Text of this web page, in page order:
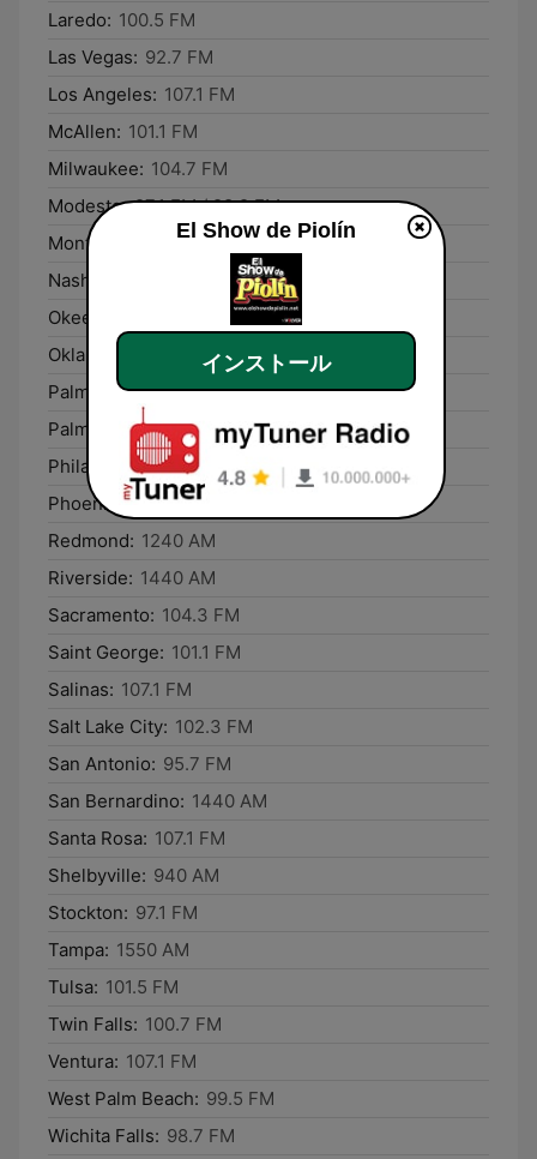
Laredo: 100.5 FM
Las Vegas: 92.7 FM
Los Angeles: 107.1 FM
McAllen: 101.1 FM
Milwaukee: 104.7 FM
Modesto: 97.1 FM / 98.9 FM
Monterey:
107.1 FM
Nashville:
Okeechobee:
106.1 FM
Oklahoma City:
98.5 FM
Palm Beach Gardens: 99.5 FM
Palm Springs: 94.7 FM
Philadelphia: 1540 AM
Phoenix:
106.9 FM
Redmond: 1240 AM
Riverside: 1440 AM
Sacramento: 104.3 FM
Saint George: 101.1 FM
Salinas: 107.1 FM
Salt Lake City: 102.3 FM
San Antonio: 95.7 FM
San Bernardino: 1440 AM
Santa Rosa: 107.1 FM
Shelbyville: 940 AM
Stockton: 97.1 FM
Tampa: 1550 AM
Tulsa: 101.5 FM
Twin Falls: 100.7 FM
Ventura: 107.1 FM
West Palm Beach: 99.5 FM
Wichita Falls: 98.7 FM
El Show de Piolín
インストール